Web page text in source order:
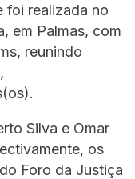
foi realizada no
em Palmas, com
reunindo
Silva e Omar
os
Foro da Justiça